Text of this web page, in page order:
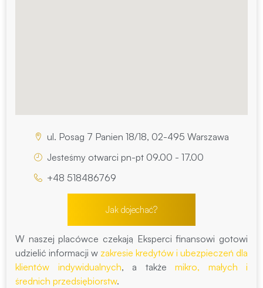
ul. Posag 7 Panien 18/18, 02-495 Warszawa
Jesteśmy otwarci pn-pt 09.00 - 17.00
+48 518486769
Jak dojechać?
W naszej placówce czekają Eksperci finansowi gotowi
udzielić informacji w zakresie kredytów i ubezpieczeń dla
klientów indywidualnych, a także mikro, małych i
średnich przedsiębiorstw.